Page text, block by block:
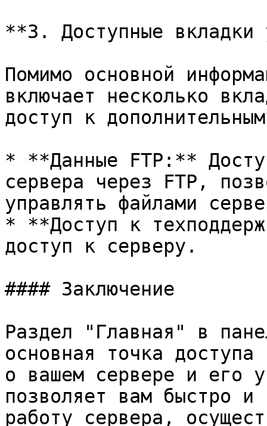
**3. Доступные вкладки
Помимо основной
включает несколько
доступ к
* **Данные FTP:**
сервера через FTP,
управлять файлами
* **Доступ к
доступ к серверу.
#### Заключение
Раздел "Главная" в
основная точка
о вашем сервере и его
позволяет вам быстро и
работу сервера,